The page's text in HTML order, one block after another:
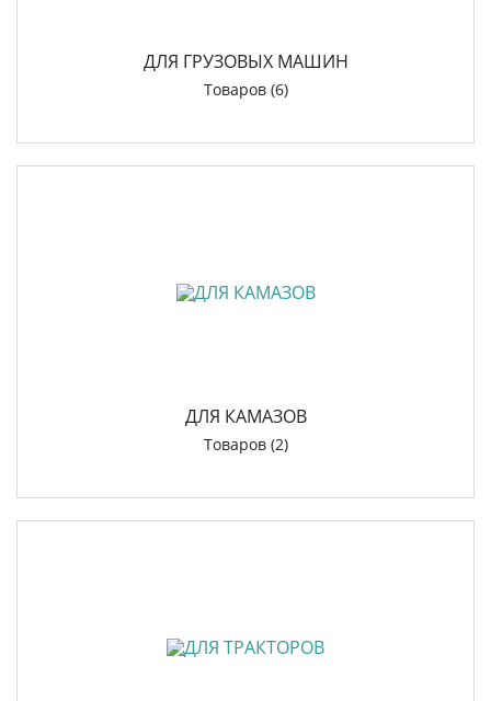
ДЛЯ ГРУЗОВЫХ МАШИН
Товаров (6)
ДЛЯ КАМАЗОВ
Товаров (2)